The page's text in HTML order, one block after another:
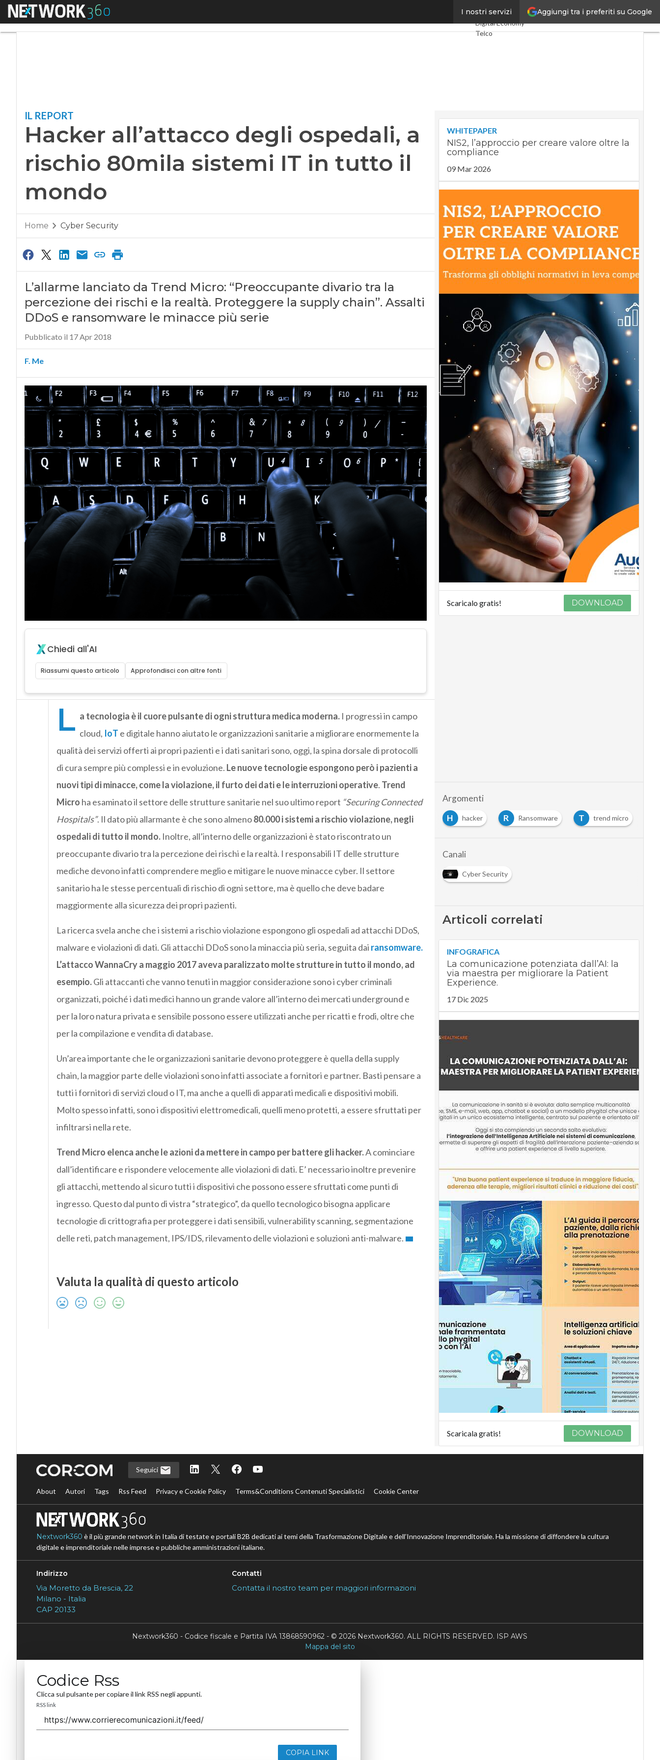
Aggiungi tra i preferiti su Google
I nostri servizi
Menu Hacker all’attacco degli ospedali, a rischio 80mila sistemi IT in tutto il mondoUltimi articoli
Digital Economy
Telco
Podcast
IL REPORT
Hacker all’attacco degli ospedali, a
rischio 80mila sistemi IT in tutto il
mondo
Home Cyber Security
L’allarme lanciato da Trend Micro: “Preoccupante divario tra la
percezione dei rischi e la realtà. Proteggere la supply chain”. Assalti
DDoS e ransomware le minacce più serie
Pubblicato il 17 Apr 2018
F. Me
Chiedi all'AI
Riassumi questo articolo Approfondisci con altre fonti
L a tecnologia è il cuore pulsante di ogni struttura medica moderna.I progressi in campo
cloud, IoT e digitale hanno aiutato le organizzazioni sanitarie a migliorare enormemente la
qualità dei servizi offerti ai propri pazienti e i dati sanitari sono, oggi, la spina dorsale di protocolli
di cura sempre più complessi e in evoluzione. Le nuove tecnologie espongono però i pazienti a
nuovi tipi di minacce, come la violazione, il furto dei dati e le interruzioni operative. Trend
Micro ha esaminato il settore delle strutture sanitarie nel suo ultimo report “Securing Connected
Hospitals”. Il dato più allarmante è che sono almeno80.000 i sistemi a rischio violazione, negli
ospedali di tutto il mondo.Inoltre, all’interno delle organizzazioni è stato riscontrato un
preoccupante divario tra la percezione dei rischi e la realtà. I responsabili IT delle strutture
mediche devono infatti comprendere meglio e mitigare le nuove minacce cyber. Il settore
sanitario ha le stesse percentuali di rischio di ogni settore, ma è quello che deve badare
maggiormente alla sicurezza dei propri pazienti.
La ricerca svela anche che i sistemi a rischio violazione espongono gli ospedali ad attacchi DDoS,
malware e violazioni di dati. Gli attacchi DDoS sono la minaccia più seria, seguita dai ransomware.
L’attacco WannaCry a maggio 2017 aveva paralizzato molte strutture in tutto il mondo, ad
esempio.Gli attaccanti che vanno tenuti in maggior considerazione sono i cyber criminali
organizzati, poiché i dati medici hanno un grande valore all’interno dei mercati underground e
per la loro natura privata e sensibile possono essere utilizzati anche per ricatti e frodi, oltre che
per la compilazione e vendita di database.
Un’area importante che le organizzazioni sanitarie devono proteggere è quella della supply
chain, la maggior parte delle violazioni sono infatti associate a fornitori e partner. Basti pensare a
tutti i fornitori di servizi cloud o IT, ma anche a quelli di apparati medicali e dispositivi mobili.
Molto spesso infatti, sono i dispositivi elettromedicali, quelli meno protetti, a essere sfruttati per
infiltrarsi nella rete.
Trend Micro elenca anche le azioni da mettere in campo per battere gli hacker.A cominciare
dall’identificare e rispondere velocemente alle violazioni di dati. E’ necessario inoltre prevenire
gli attacchi, mettendo al sicuro tutti i dispositivi che possono essere sfruttati come punti di
ingresso. Questo dal punto di vistra “strategico”, da quello tecnologico bisogna applicare
tecnologie di crittografia per proteggere i dati sensibili, vulnerability scanning, segmentazione
delle reti, patch management, IPS/IDS, rilevamento delle violazioni e soluzioni anti-malware.
Valuta la qualità di questo articolo
WHITEPAPER
NIS2, l’approccio per creare valore oltre la
compliance
09 Mar 2026
Scaricalo gratis! DOWNLOAD
Argomenti
C
Cybercrime H hacker R Ransomware T trend micro
Canali
Cyber Security
Articoli correlati
INFOGRAFICA
La comunicazione potenziata dall’AI: la
via maestra per migliorare la Patient
Experience.
17 Dic 2025
Scaricala gratis! DOWNLOAD
Seguici
About Autori Tags Rss Feed Privacy e Cookie Policy Terms&Conditions Contenuti Specialistici Cookie Center
Nextwork360 è il più grande network in Italia di testate e portali B2B dedicati ai temi della Trasformazione Digitale e dell’Innovazione Imprenditoriale. Ha la missione di diffondere la cultura
digitale e imprenditoriale nelle imprese e pubbliche amministrazioni italiane.
Indirizzo
Via Moretto da Brescia, 22
Milano - Italia
CAP 20133
Contatti
Contatta il nostro team per maggiori informazioni
Nextwork360 - Codice fiscale e Partita IVA 13868590962 - © 2026 Nextwork360. ALL RIGHTS RESERVED. ISP AWS
Mappa del sito
Codice Rss
Clicca sul pulsante per copiare il link RSS negli appunti.
RSS link
COPIA LINK